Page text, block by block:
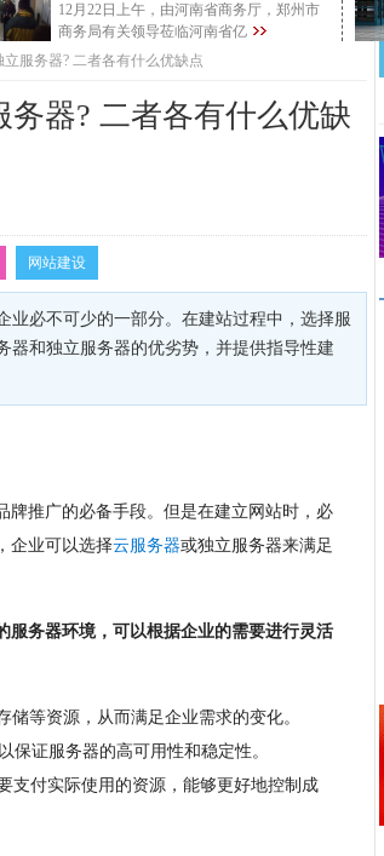
12月22日上午，由河南省商务厅，郑州市
商务局有关领导莅临河南省亿
服务器? 二者各有什么优缺点
器? 二者各有什么优缺
网站建设
业必不可少的一部分。在建站过程中，选择服
器和独立服务器的优劣势，并提供指导性建
牌推广的必备手段。但是在建立网站时，必
企业可以选择云服务器或独立服务器来满足
服务器环境，可以根据企业的需要进行灵活
等资源，从而满足企业需求的变化。
保证服务器的高可用性和稳定性。
支付实际使用的资源，能够更好地控制成